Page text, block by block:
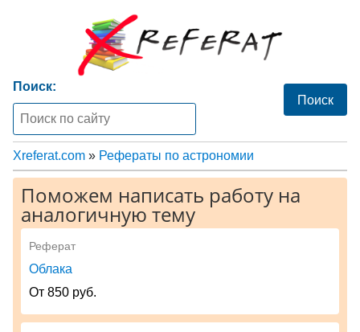
Поиск:
Xreferat.com » Рефераты по астрономии
Поможем написать работу на
аналогичную тему
Реферат
Облака
От 850 руб.